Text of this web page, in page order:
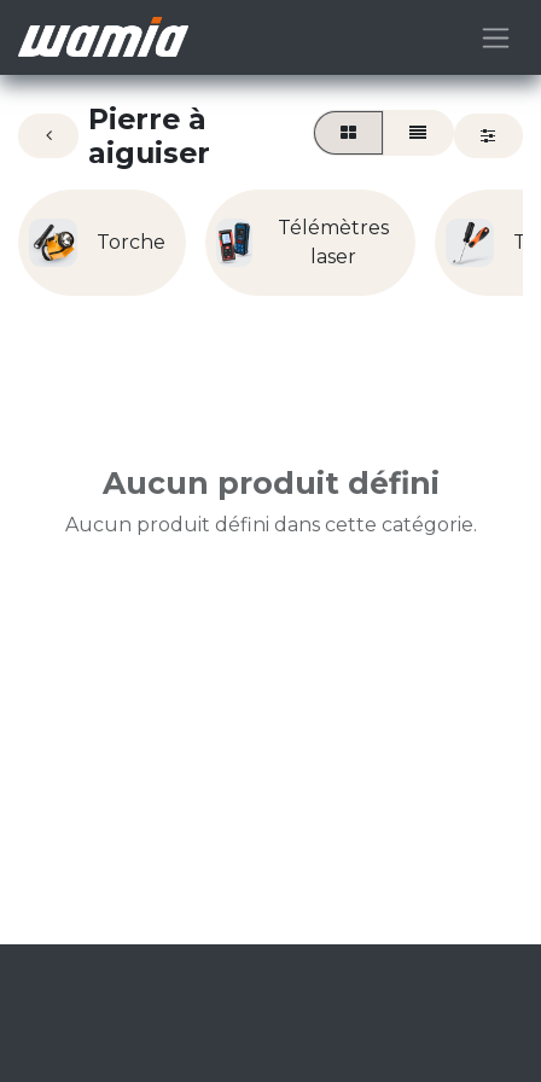
Pierre à
aiguiser
Torche
Télémètres
laser
Aucun produit défini
Aucun produit défini dans cette catégorie.